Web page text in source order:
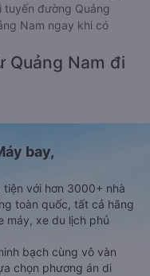
tuyến đường Quảng
Nam ngay khi có
Quảng Nam đi
bay,
với hơn 3000+ nhà
toàn quốc, tất cả hãng
máy, xe du lịch phủ
bạch cùng vô vàn
chọn phương án di